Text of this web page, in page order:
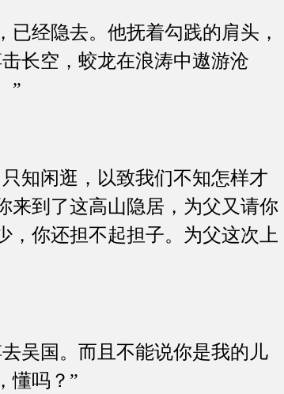
经隐去。他抚着勾践的肩头，
长空，蛟龙在浪涛中遨游沧
”
知闲逛，以致我们不知怎样才
来到了这高山隐居，为父又请你
，你还担不起担子。为父这次上
吴国。而且不能说你是我的儿
懂吗？”